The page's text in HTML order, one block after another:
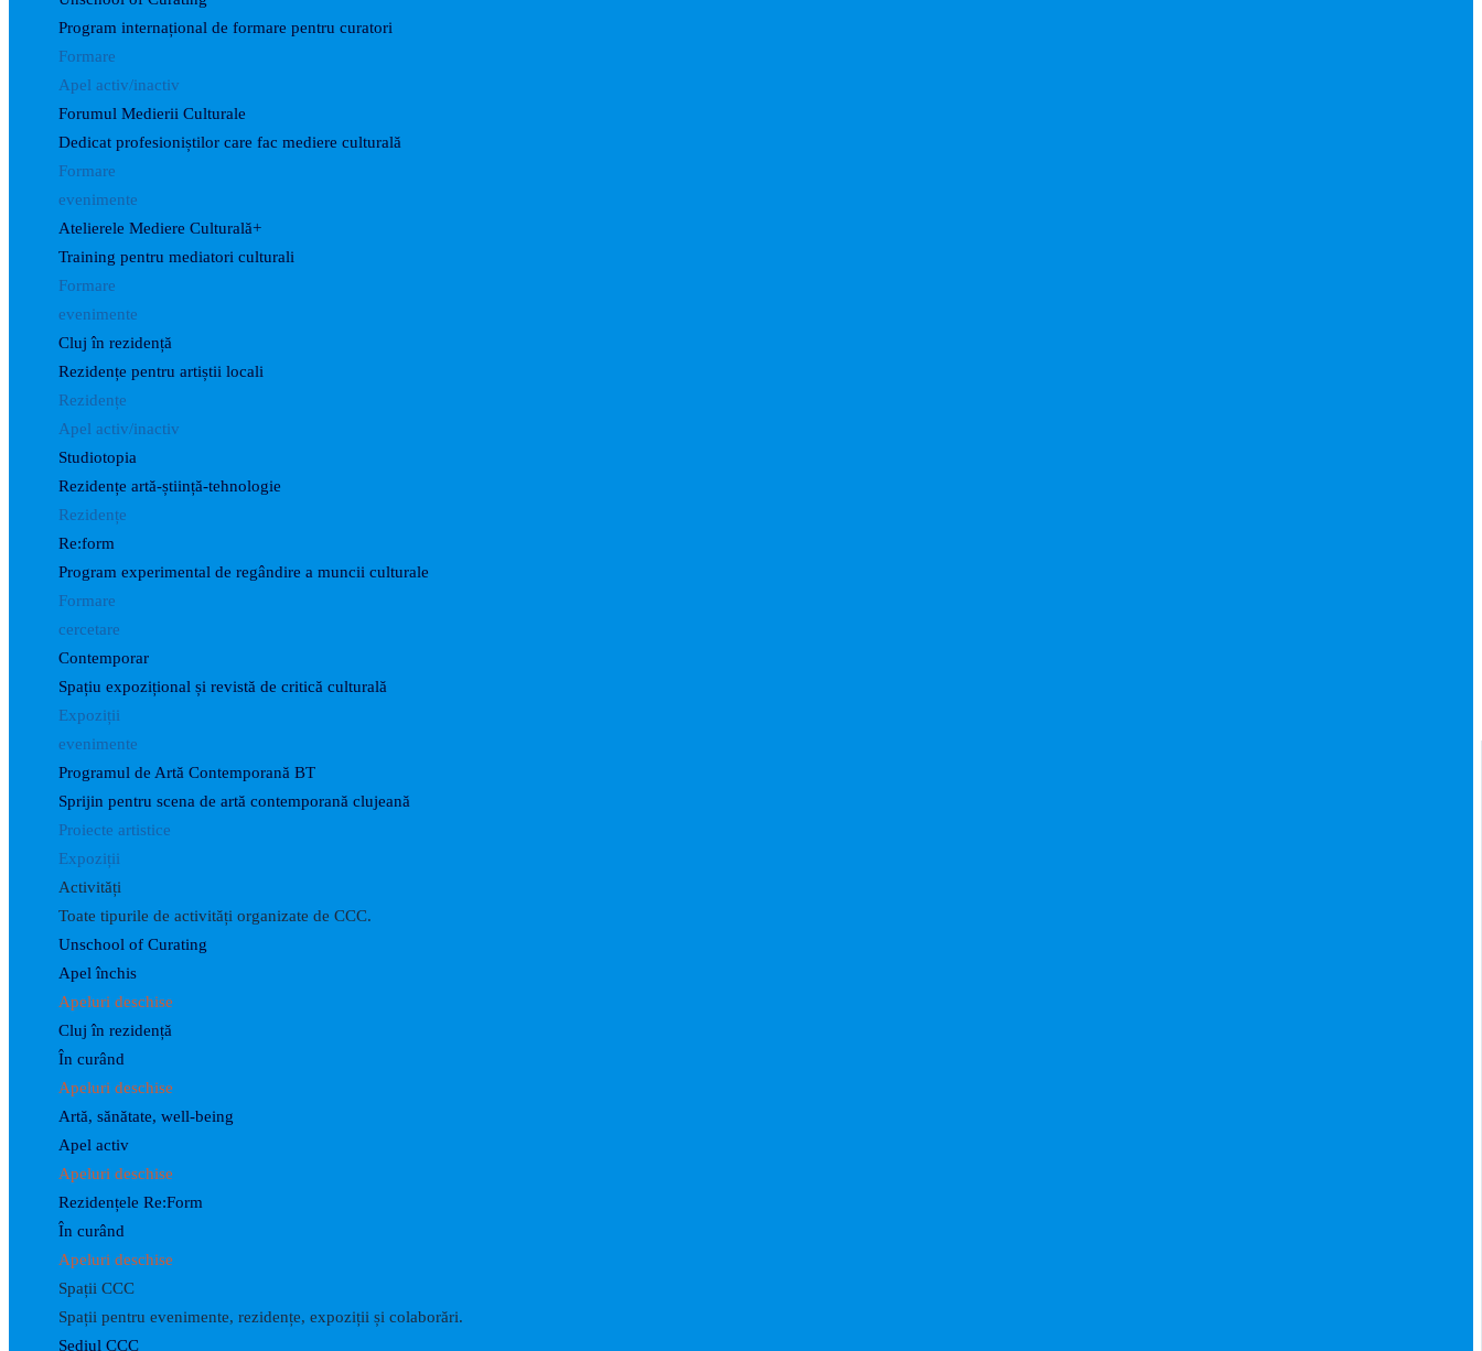
Program internațional de formare pentru curatori
Formare
Apel activ/inactiv
Forumul Medierii Culturale
Dedicat profesioniștilor care fac mediere culturală
Formare
evenimente
Atelierele Mediere Culturală+
Training pentru mediatori culturali
Formare
evenimente
Cluj în rezidență
Rezidențe pentru artiștii locali
Rezidențe
Apel activ/inactiv
Studiotopia
Rezidențe artă-știință-tehnologie
Rezidențe
Re:form
Program experimental de regândire a muncii culturale
Formare
cercetare
Contemporar
Spațiu expozițional și revistă de critică culturală
Expoziții
evenimente
Programul de Artă Contemporană BT
Sprijin pentru scena de artă contemporană clujeană
Proiecte artistice
Expoziții
Activități
Toate tipurile de activități organizate de CCC.
Unschool of Curating
Apel închis
Apeluri deschise
Cluj în rezidență
În curând
Apeluri deschise
Artă, sănătate, well-being
Apel activ
Apeluri deschise
Rezidențele Re:Form
În curând
Apeluri deschise
Spații CCC
Spații pentru evenimente, rezidențe, expoziții și colaborări.
Sediul CCC